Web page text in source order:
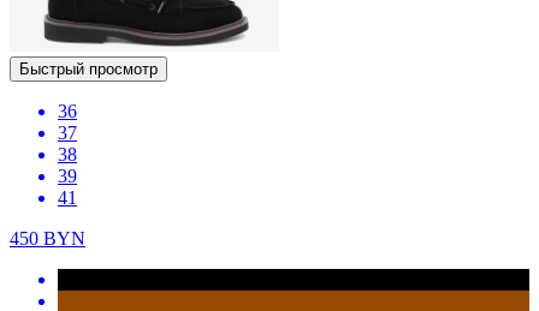
Быстрый просмотр
36
37
38
39
41
450 BYN